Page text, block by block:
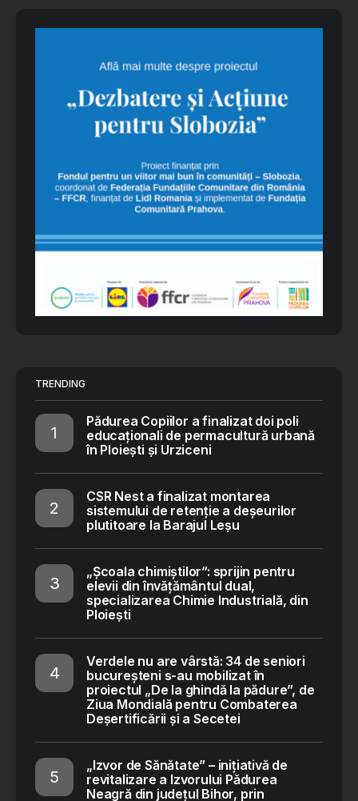
TRENDING
Pădurea Copiilor a finalizat doi poli
educaționali de permacultură urbană
în Ploiești și Urziceni
CSR Nest a finalizat montarea
sistemului de retenție a deșeurilor
plutitoare la Barajul Leșu
„Școala chimiștilor”: sprijin pentru
elevii din învățământul dual,
specializarea Chimie Industrială, din
Ploiești
Verdele nu are vârstă: 34 de seniori
bucureșteni s-au mobilizat în
proiectul „De la ghindă la pădure”, de
Ziua Mondială pentru Combaterea
Deșertificării și a Secetei
„Izvor de Sănătate” – inițiativă de
revitalizare a Izvorului Pădurea
Neagră din județul Bihor, prin